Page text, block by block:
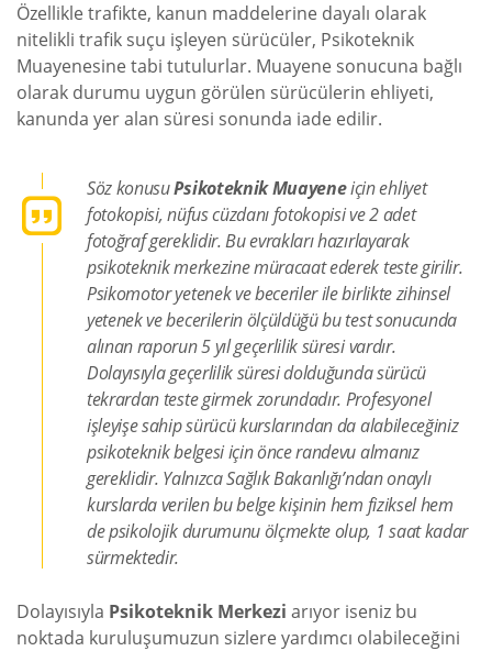
Özellikle trafikte, kanun maddelerine dayalı olarak
nitelikli trafik suçu işleyen sürücüler, Psikoteknik
Muayenesine tabi tutulurlar. Muayene sonucuna bağlı
olarak durumu uygun görülen sürücülerin ehliyeti,
kanunda yer alan süresi sonunda iade edilir.
Söz konusuPsikoteknik Muayeneiçin ehliyet
fotokopisi, nüfus cüzdanı fotokopisi ve 2 adet
fotoğraf gereklidir. Bu evrakları hazırlayarak
psikoteknik merkezine müracaat ederek teste girilir.
Psikomotor yetenek ve beceriler ile birlikte zihinsel
yetenek ve becerilerin ölçüldüğü bu test sonucunda
alınan raporun 5 yıl geçerlilik süresi vardır.
Dolayısıyla geçerlilik süresi dolduğunda sürücü
tekrardan teste girmek zorundadır. Profesyonel
işleyişe sahip sürücü kurslarından da alabileceğiniz
psikoteknik belgesi için önce randevu almanız
gereklidir. Yalnızca Sağlık Bakanlığı’ndan onaylı
kurslarda verilen bu belge kişinin hem fiziksel hem
de psikolojik durumunu ölçmekte olup, 1 saat kadar
sürmektedir.
Dolayısıyla Psikoteknik Merkezi arıyor iseniz bu
noktada kuruluşumuzun sizlere yardımcı olabileceğini